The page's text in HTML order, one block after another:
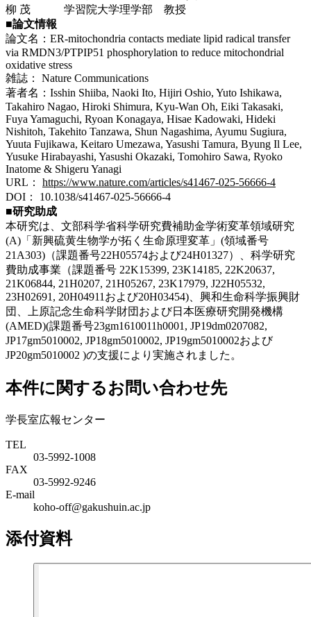
柳 茂 学習院大学理学部 教授
■論文情報
論文名：ER-mitochondria contacts mediate lipid radical transfer
via RMDN3/PTPIP51 phosphorylation to reduce mitochondrial
oxidative stress
雑誌： Nature Communications
著者名：Isshin Shiiba, Naoki Ito, Hijiri Oshio, Yuto Ishikawa,
Takahiro Nagao, Hiroki Shimura, Kyu-Wan Oh, Eiki Takasaki,
Fuya Yamaguchi, Ryoan Konagaya, Hisae Kadowaki, Hideki
Nishitoh, Takehito Tanzawa, Shun Nagashima, Ayumu Sugiura,
Yuuta Fujikawa, Keitaro Umezawa, Yasushi Tamura, Byung Il Lee,
Yusuke Hirabayashi, Yasushi Okazaki, Tomohiro Sawa, Ryoko
Inatome & Shigeru Yanagi
URL： https://www.nature.com/articles/s41467-025-56666-4
DOI： 10.1038/s41467-025-56666-4
■研究助成
本研究は、文部科学省科学研究費補助金学術変革領域研究
(A)「新興硫黄生物学が拓く生命原理変革」(領域番号
21A303)（課題番号22H05574および24H01327）、科学研究
費助成事業（課題番号 22K15399, 23K14185, 22K20637,
21K06844, 21H0207, 21H05267, 23K17979, J22H05532,
23H02691, 20H04911および20H03454)、興和生命科学振興財
団、上原記念生命科学財団および日本医療研究開発機構
(AMED)(課題番号23gm1610011h0001, JP19dm0207082,
JP17gm5010002, JP18gm5010002, JP19gm5010002および
JP20gm5010002 )の支援により実施されました。
本件に関するお問い合わせ先
学長室広報センター
TEL
03-5992-1008
FAX
03-5992-9246
E-mail
koho-off@gakushuin.ac.jp
添付資料